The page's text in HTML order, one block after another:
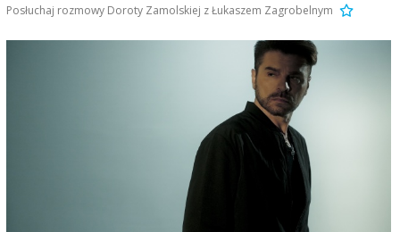
Posłuchaj rozmowy Doroty Zamolskiej z Łukaszem Zagrobelnym